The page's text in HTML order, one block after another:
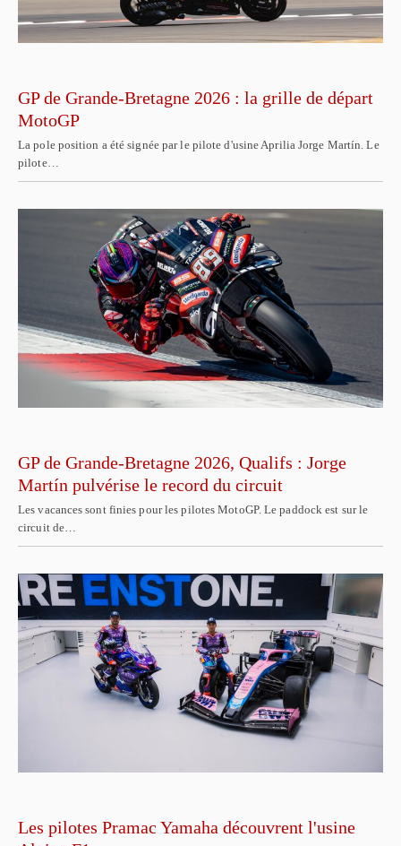
GP de Grande-Bretagne 2026 : la grille de départ
MotoGP
La pole position a été signée par le pilote d'usine Aprilia Jorge Martín. Le
pilote…
GP de Grande-Bretagne 2026, Qualifs : Jorge
Martín pulvérise le record du circuit
Les vacances sont finies pour les pilotes MotoGP. Le paddock est sur le
circuit de…
Les pilotes Pramac Yamaha découvrent l'usine